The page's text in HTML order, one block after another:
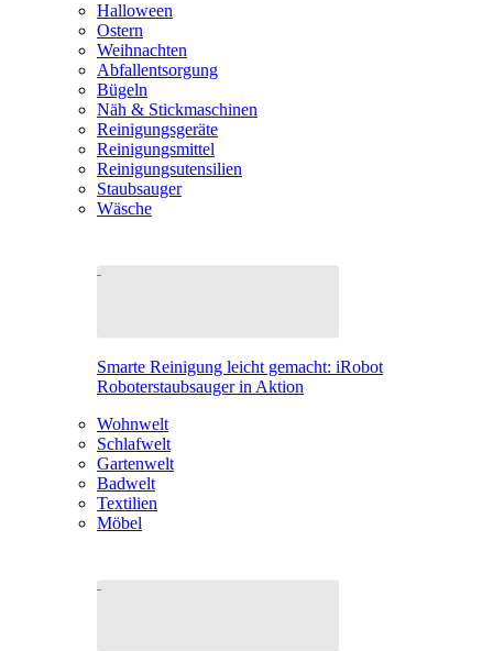
Halloween
Ostern
Weihnachten
Abfallentsorgung
Bügeln
Näh & Stickmaschinen
Reinigungsgeräte
Reinigungsmittel
Reinigungsutensilien
Staubsauger
Wäsche
Smarte Reinigung leicht gemacht: iRobot
Roboterstaubsauger in Aktion
Wohnwelt
Schlafwelt
Gartenwelt
Badwelt
Textilien
Möbel